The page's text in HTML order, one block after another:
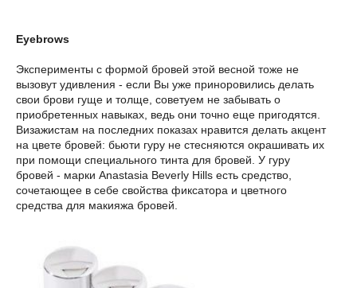
Eyebrows
Эксперименты с формой бровей этой весной тоже не
вызовут удивления - если Вы уже приноровились делать
свои брови гуще и толще, советуем не забывать о
приобретенных навыках, ведь они точно еще пригодятся.
Визажистам на последних показах нравится делать акцент
на цвете бровей: бьюти гуру не стесняются окрашивать их
при помощи специального тинта для бровей. У гуру
бровей - марки Anastasia Beverly Hills есть средство,
сочетающее в себе свойства фиксатора и цветного
средства для макияжа бровей.